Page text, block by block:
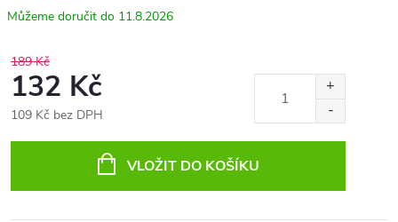
11.8.2026
189 Kč
132 Kč
109 Kč bez DPH
VLOŽIT DO KOŠÍKU